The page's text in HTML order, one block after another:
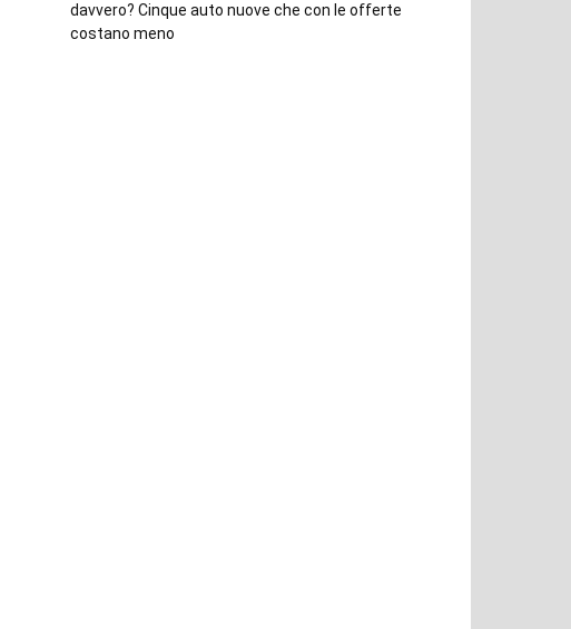
davvero? Cinque auto nuove che con le offerte
costano meno